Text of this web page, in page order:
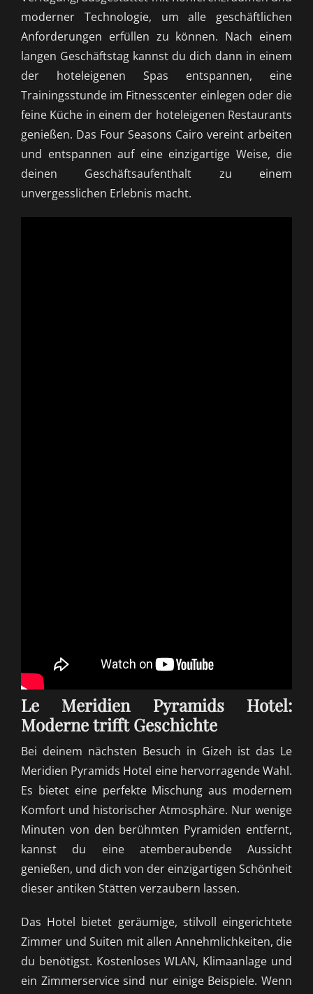
moderner Technologie, um alle geschäftlichen
Anforderungen erfüllen zu können. Nach einem
langen Geschäftstag kannst du dich dann in einem
der hoteleigenen Spas entspannen, eine
Trainingsstunde im Fitnesscenter einlegen oder die
feine Küche in einem der hoteleigenen Restaurants
genießen. Das Four Seasons Cairo vereint arbeiten
und entspannen auf eine einzigartige Weise, die
deinen Geschäftsaufenthalt zu einem
unvergesslichen Erlebnis macht.
Le Meridien Pyramids Hotel:
Moderne trifft Geschichte
Bei deinem nächsten Besuch in Gizeh ist das Le
Meridien Pyramids Hotel eine hervorragende Wahl.
Es bietet eine perfekte Mischung aus modernem
Komfort und historischer Atmosphäre. Nur wenige
Minuten von den berühmten Pyramiden entfernt,
kannst du eine atemberaubende Aussicht
genießen, und dich von der einzigartigen Schönheit
dieser antiken Stätten verzaubern lassen.
Das Hotel bietet geräumige, stilvoll eingerichtete
Zimmer und Suiten mit allen Annehmlichkeiten, die
du benötigst. Kostenloses WLAN, Klimaanlage und
ein Zimmerservice sind nur einige Beispiele. Wenn